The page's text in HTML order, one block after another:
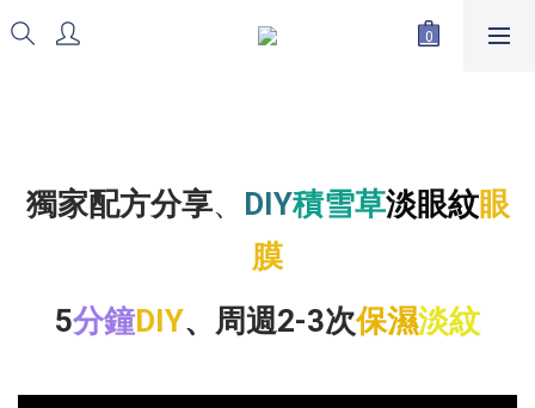
獨家配方分享、 DIY積雪草淡眼紋眼
膜
5分鐘DIY、周週2-3次保濕淡紋